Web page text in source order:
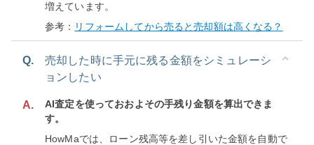
増えています。
参考： リフォームしてから売ると売却額は高くなる？
Q.
売却した時に手元に残る金額をシミュレーシ
ョンしたい
A.
AI査定を使っておおよその手残り金額を算出できま
す。
HowMaでは、ローン残高等を差し引いた金額を自動で